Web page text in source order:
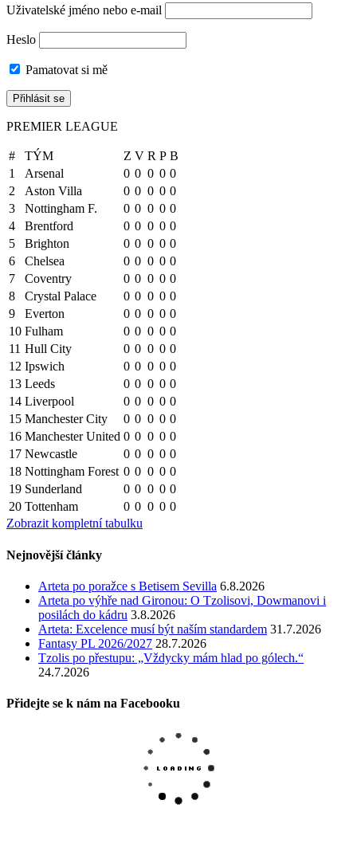
Uživatelské jméno nebo e-mail
Heslo
Pamatovat si mě
PREMIER LEAGUE
# TÝM Z V R P B
1
Arsenal 0 0 0 0 0
2
Aston Villa 0 0 0 0 0
3
Nottingham F. 0 0 0 0 0
4
Brentford 0 0 0 0 0
5
Brighton 0 0 0 0 0
6
Chelsea 0 0 0 0 0
7
Coventry 0 0 0 0 0
8
Crystal Palace 0 0 0 0 0
9
Everton 0 0 0 0 0
10 Fulham 0 0 0 0 0
11 Hull City 0 0 0 0 0
12 Ipswich 0 0 0 0 0
13 Leeds 0 0 0 0 0
14 Liverpool 0 0 0 0 0
15 Manchester City 0 0 0 0 0
16 Manchester United 0 0 0 0 0
17 Newcastle 0 0 0 0 0
18 Nottingham Forest 0 0 0 0 0
19 Sunderland 0 0 0 0 0
20 Tottenham 0 0 0 0 0
Zobrazit kompletní tabulku
Nejnovější články
Arteta po poražce s Betisem Sevilla 6.8.2026
Arteta po výhře nad Gironou: O Tzolisovi, Dowmanovi i
posilách do kádru 3.8.2026
Arteta: Excelence musí být naším standardem 31.7.2026
Fantasy PL 2026/2027 28.7.2026
Tzolis po přestupu: „Vždycky mám hlad po gólech.“
24.7.2026
Přidejte se k nám na Facebooku